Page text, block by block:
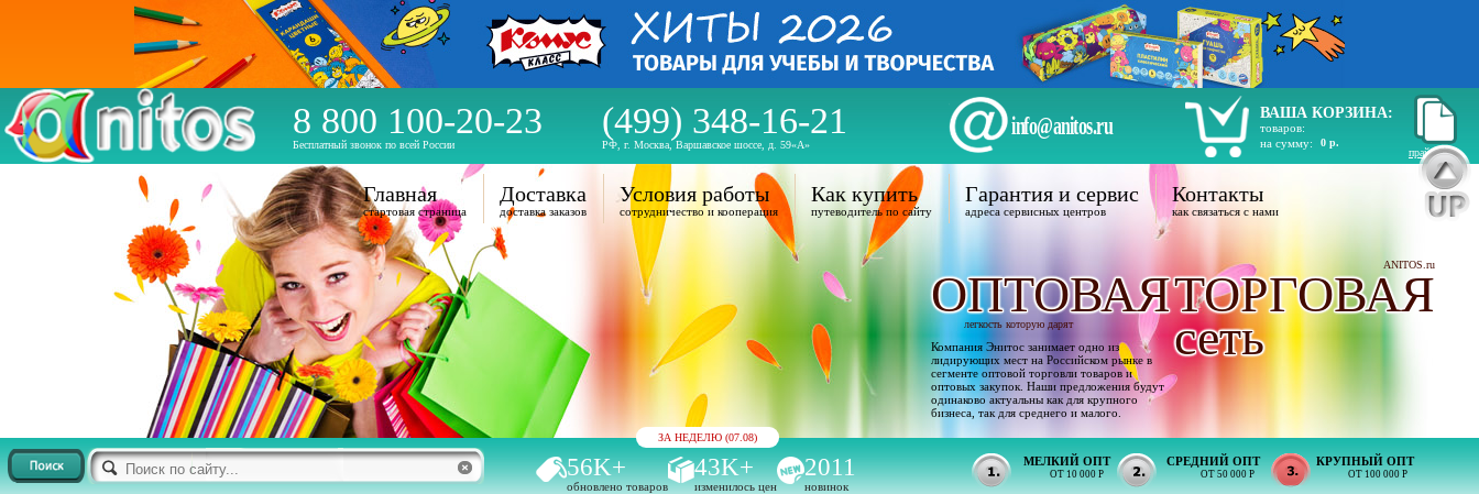
8 800 100-20-23
Бесплатный звонок по всей России
(499) 348-16-21
РФ, г. Москва, Варшавское шоссе, д. 59«А»
info@anitos.ru
ВАША КОРЗИНА:
товаров:
на сумму:
0 р.
прайс лист
ЗА НЕДЕЛЮ (07.08)
56K+
обновлено товаров
43K+
изменилось цен
2011
новинок
МЕЛКИЙ ОПТ
ОТ 10 000 Р
СРЕДНИЙ ОПТ
ОТ 50 000 Р
КРУПНЫЙ ОПТ
ОТ 100 000 Р
Главная
стартовая страница
Доставка
доставка заказов
Условия работы
сотрудничество и кооперация
Как купить
путеводитель по сайту
Гарантия и сервис
адреса сервисных центров
Контакты
как связаться с нами
ANITOS.ru
ОПТОВАЯТОРГОВАЯ
легкость которую дарят
Компания Энитос занимает одно из
лидирующих мест на Российском рынке в
сегменте оптовой торговли товаров и
оптовых закупок. Наши предложения будут
одинаково актуальны как для крупного
бизнеса, так для среднего и малого.
сеть